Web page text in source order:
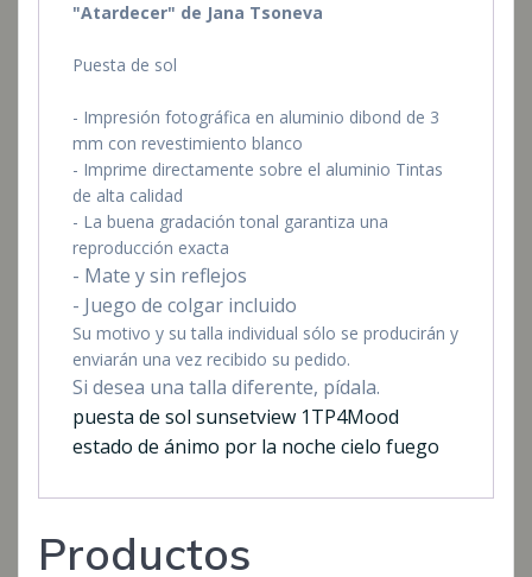
"Atardecer" de Jana Tsoneva
Puesta de sol
- Impresión fotográfica en aluminio dibond de 3
mm con revestimiento blanco
- Imprime directamente sobre el aluminio Tintas
de alta calidad
- La buena gradación tonal garantiza una
reproducción exacta
- Mate y sin reflejos
- Juego de colgar incluido
Su motivo y su talla individual sólo se producirán y
enviarán una vez recibido su pedido.
Si desea una talla diferente, pídala.
puesta de sol sunsetview 1TP4Mood
estado de ánimo por la noche cielo fuego
Productos